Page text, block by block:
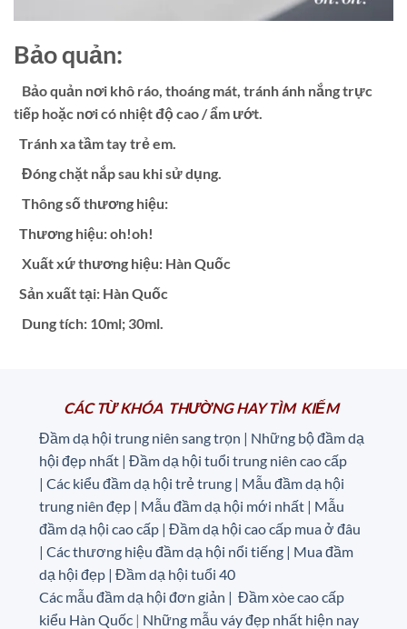
Bảo quản:
Bảo quản nơi khô ráo, thoáng mát, tránh ánh nắng trực
tiếp hoặc nơi có nhiệt độ cao / ẩm ướt.
Tránh xa tầm tay trẻ em.
Đóng chặt nắp sau khi sử dụng.
Thông số thương hiệu:
Thương hiệu: oh!oh!
Xuất xứ thương hiệu: Hàn Quốc
Sản xuất tại: Hàn Quốc
Dung tích: 10ml; 30ml.
CÁC TỪ KHÓA THƯỜNG HAY TÌM KIẾM
Đầm dạ hội trung niên sang trọn | Những bộ đầm dạ
hội đẹp nhất | Đầm dạ hội tuổi trung niên cao cấp
| Các kiểu đầm dạ hội trẻ trung | Mẫu đầm dạ hội
trung niên đẹp | Mẫu đầm dạ hội mới nhất | Mẫu
đầm dạ hội cao cấp | Đầm dạ hội cao cấp mua ở đâu
| Các thương hiệu đầm dạ hội nổi tiếng | Mua đầm
dạ hội đẹp | Đầm dạ hội tuổi 40
Các mẫu đầm dạ hội đơn giản | Đầm xòe cao cấp
kiểu Hàn Quốc | Những mẫu váy đẹp nhất hiện nay